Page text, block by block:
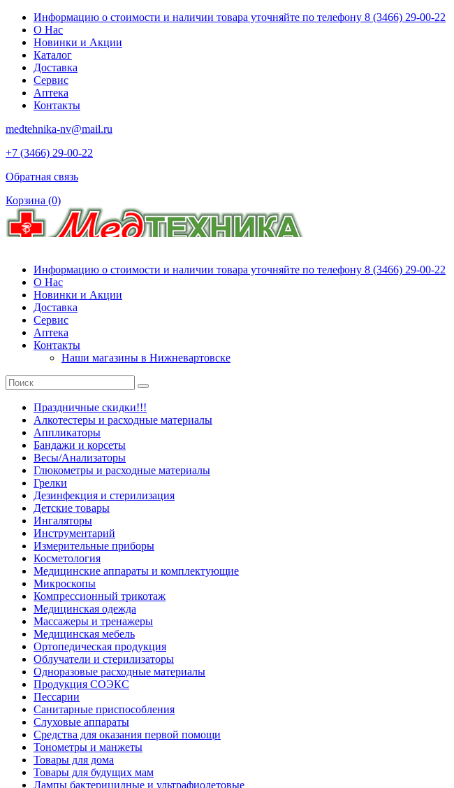
Информацию о стоимости и наличии товара уточняйте по телефону 8 (3466) 29-00-22
О Нас
Новинки и Акции
Каталог
Доставка
Сервис
Аптека
Контакты
medtehnika-nv@mail.ru
+7 (3466) 29-00-22
Обратная связь
Корзина (0)
Информацию о стоимости и наличии товара уточняйте по телефону 8 (3466) 29-00-22
О Нас
Новинки и Акции
Доставка
Сервис
Аптека
Контакты
Наши магазины в Нижневартовске
Праздничные скидки!!!
Алкотестеры и расходные материалы
Аппликаторы
Бандажи и корсеты
Весы/Анализаторы
Глюкометры и расходные материалы
Грелки
Дезинфекция и стерилизация
Детские товары
Ингаляторы
Инструментарий
Измерительные приборы
Косметология
Медицинские аппараты и комплектующие
Микроскопы
Компрессионный трикотаж
Медицинская одежда
Массажеры и тренажеры
Медицинская мебель
Ортопедическая продукция
Облучатели и стерилизаторы
Одноразовые расходные материалы
Продукция СОЭКС
Пессарии
Санитарные приспособления
Слуховые аппараты
Средства для оказания первой помощи
Тонометры и манжеты
Товары для дома
Товары для будущих мам
Лампы бактерицидные и ультрафиолетовые